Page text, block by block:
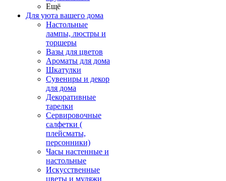
Ещё
Для уюта вашего дома
Настольные
лампы, люстры и
торшеры
Вазы для цветов
Ароматы для дома
Шкатулки
Сувениры и декор
для дома
Декоративные
тарелки
Сервировочные
салфетки (
плейсматы,
персонники)
Часы настенные и
настольные
Искусственные
цветы и муляжи